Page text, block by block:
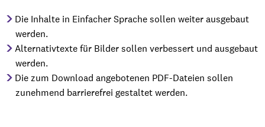
Die Inhalte in Einfacher Sprache sollen weiter ausgebaut
werden.
Alternativtexte für Bilder sollen verbessert und ausgebaut
werden.
Die zum Download angebotenen PDF-Dateien sollen
zunehmend barrierefrei gestaltet werden.